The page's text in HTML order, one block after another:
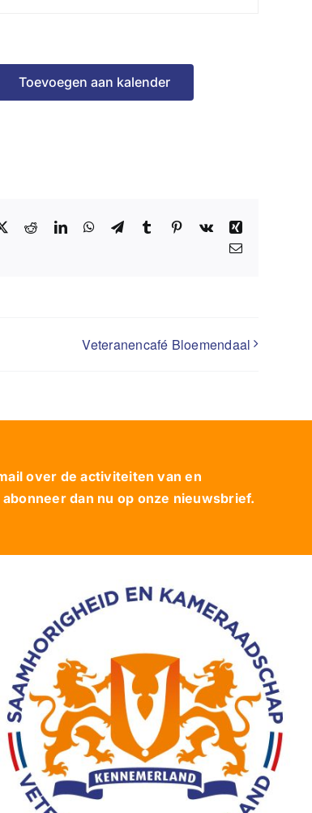
Toevoegen aan kalender
RedditLinkedInWhatsApp
TelegramTumblrPinterest
Vk
Xing
E-
Veteranencafé Bloemendaal
over de activiteiten van en
dan nu op onze nieuwsbrief.